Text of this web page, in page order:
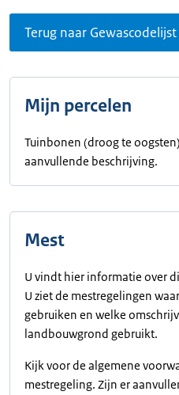
Terug naar Gewascodelijst
Mijn percelen
Tuinbonen (droog te
aanvullende beschrijving.
Mest
U vindt hier informatie over
U ziet de mestregelingen
gebruiken en welke
landbouwgrond gebruikt.
Kijk voor de algemene
mestregeling. Zijn er